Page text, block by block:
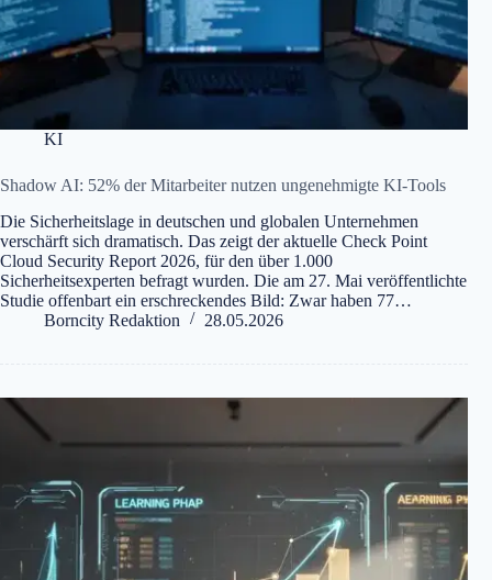
KI
Shadow AI: 52% der Mitarbeiter nutzen ungenehmigte KI-Tools
Die Sicherheitslage in deutschen und globalen Unternehmen
verschärft sich dramatisch. Das zeigt der aktuelle Check Point
Cloud Security Report 2026, für den über 1.000
Sicherheitsexperten befragt wurden. Die am 27. Mai veröffentlichte
Studie offenbart ein erschreckendes Bild: Zwar haben 77…
Borncity Redaktion
28.05.2026